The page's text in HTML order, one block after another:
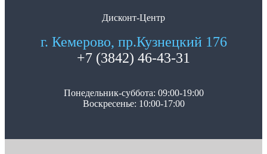
Дисконт-Центр
г. Кемерово, пр.Кузнецкий 176
+7 (3842) 46-43-31
Понедельник-суббота: 09:00-19:00
Воскресенье: 10:00-17:00